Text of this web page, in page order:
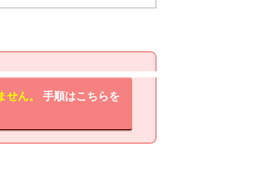
ん。 手順はこちらを